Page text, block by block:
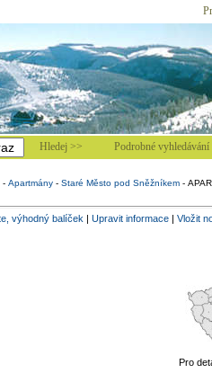
Hledej >> Podrobné
- Apartmány- Staré Město pod Sněžníkem-
výhodný balíček | Upravit informace| Vložit
Pro